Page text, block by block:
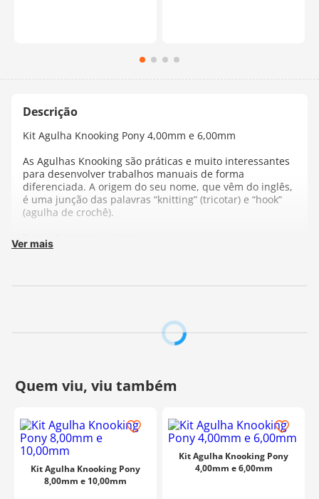
Kit Agulha Knooking Pony 4,00mm e 6,00mm
As Agulhas Knooking são práticas e muito interessantes
para desenvolver trabalhos manuais de forma
diferenciada. A origem do seu nome, que vêm do inglês,
é uma junção das palavras “knitting” (tricotar) e “hook”
(agulha de crochê).
Tamanho:
Ver mais
Kit Agulha Knooking Pony
8,00mm e 10,00mm
Kit Agulha Knooking Pony
4,00mm e 6,00mm